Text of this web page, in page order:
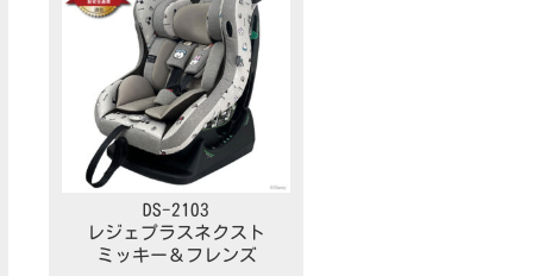
DS-2103
レジェプラスネクスト
ミッキー＆フレンズ